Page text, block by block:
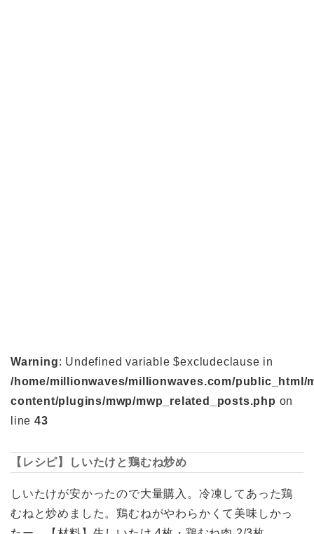
Warning: Undefined variable $excludeclause in
/home/millionwaves/millionwaves.com/public_html/
content/plugins/mwp/mwp_related_posts.php on
line 43
【レシピ】しいたけと鶏むね炒め
しいたけが安かったので大量購入。冷凍してあった鶏
むねと炒めました。鶏むねがやわらかくて美味しかっ